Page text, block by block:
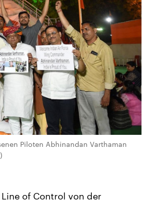
Piloten Abhinandan Varthaman
of Control von der